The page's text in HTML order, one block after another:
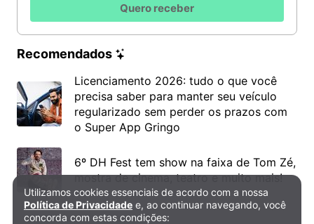
Quero receber
Recomendados
Licenciamento 2026: tudo o que você
precisa saber para manter seu veículo
regularizado sem perder os prazos com
o Super App Gringo
6º DH Fest tem show na faixa de Tom Zé,
mostra de cinema, teatro e muito mais!
Política de Privacidade e Cookies
Utilizamos cookies essenciais de acordo com a nossa
Política de Privacidade e, ao continuar navegando, você
concorda com estas condições: